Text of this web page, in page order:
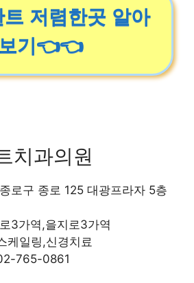
트 저렴한곳 알아
보기👈👈
치과의원
로구 종로 125 대광프라자 5층
3가역,을지로3가역
케일링,신경치료
765-0861